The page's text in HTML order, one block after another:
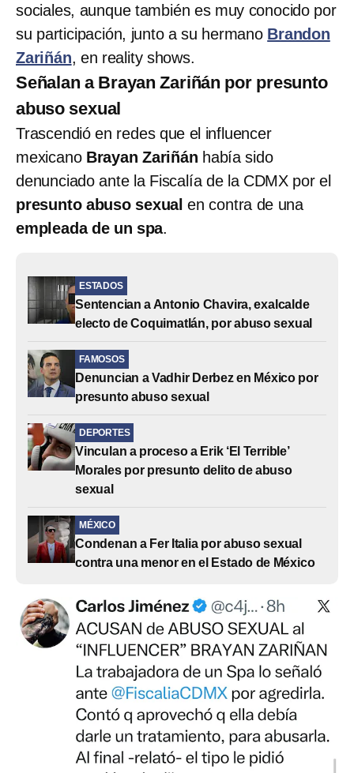
sociales, aunque también es muy conocido por
su participación, junto a su hermano Brandon
Zariñán, en reality shows.
Señalan a Brayan Zariñán por presunto
abuso sexual
Trascendió en redes que el influencer
mexicano Brayan Zariñán había sido
denunciado ante la Fiscalía de la CDMX por el
presunto abuso sexualen contra de una
empleada de un spa.
ESTADOS
Sentencian a Antonio Chavira, exalcalde
electo de Coquimatlán, por abuso sexual
FAMOSOS
Denuncian a Vadhir Derbez en México por
presunto abuso sexual
DEPORTES
Vinculan a proceso a Erik ‘El Terrible’
Morales por presunto delito de abuso
sexual
MÉXICO
Condenan a Fer Italia por abuso sexual
contra una menor en el Estado de México